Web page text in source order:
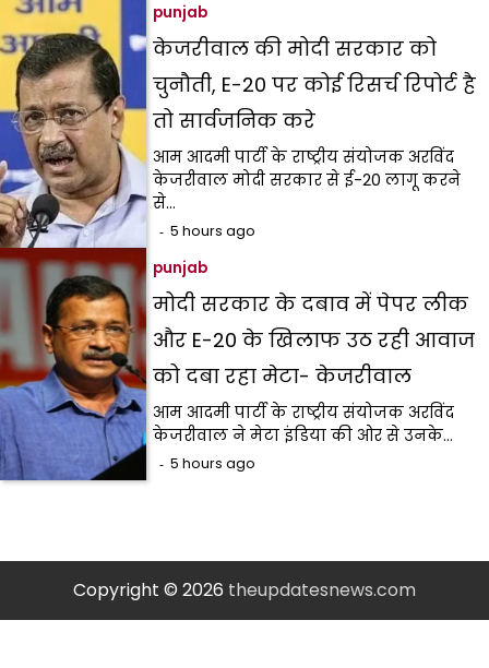
punjab
केजरीवाल की मोदी सरकार को
चुनौती, E-20 पर कोई रिसर्च रिपोर्ट है
तो सार्वजनिक करे
आम आदमी पार्टी के राष्ट्रीय संयोजक अरविंद
केजरीवाल मोदी सरकार से ई-20 लागू करने
से…
5 hours ago
punjab
मोदी सरकार के दबाव में पेपर लीक
और E-20 के खिलाफ उठ रही आवाज
को दबा रहा मेटा- केजरीवाल
आम आदमी पार्टी के राष्ट्रीय संयोजक अरविंद
केजरीवाल ने मेटा इंडिया की ओर से उनके…
5 hours ago
Copyright © 2026 theupdatesnews.com